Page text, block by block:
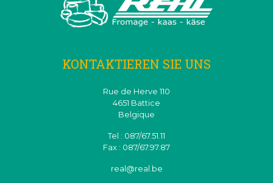
KONTAKTIEREN SIE UNS
Rue de Herve 110
4651 Battice
Belgique
Tel : 087/67.51.11
Fax : 087/67.97.87
real@real.be